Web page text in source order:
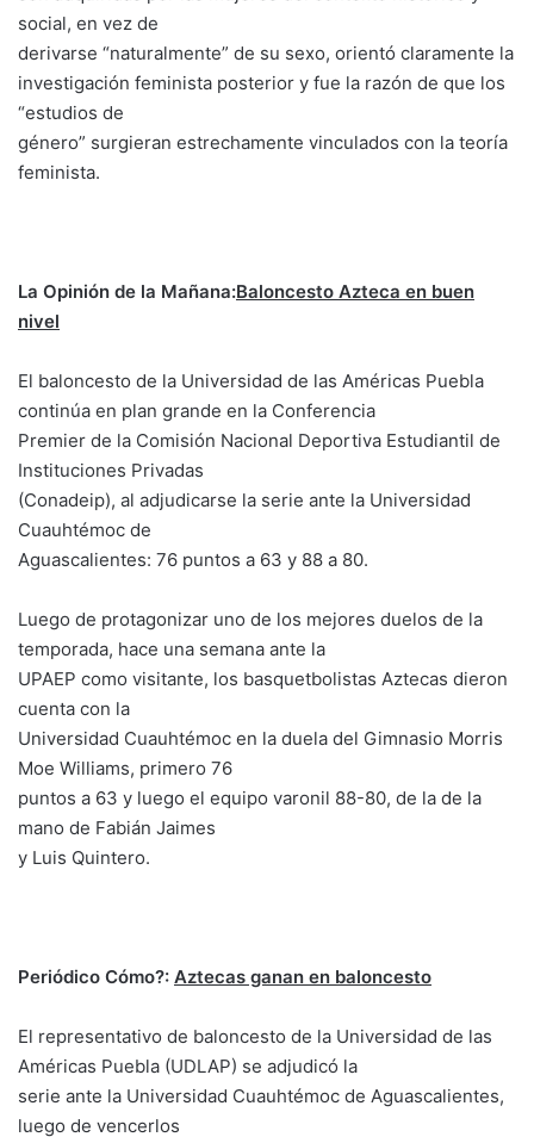
social, en vez de
derivarse “naturalmente” de su sexo, orientó claramente la
investigación feminista posterior y fue la razón de que los
“estudios de
género” surgieran estrechamente vinculados con la teoría
feminista.
La Opinión de la Mañana:Baloncesto Azteca en buen
nivel
El baloncesto de la Universidad de las Américas Puebla
continúa en plan grande en la Conferencia
Premier de la Comisión Nacional Deportiva Estudiantil de
Instituciones Privadas
(Conadeip), al adjudicarse la serie ante la Universidad
Cuauhtémoc de
Aguascalientes: 76 puntos a 63 y 88 a 80.
Luego de protagonizar uno de los mejores duelos de la
temporada, hace una semana ante la
UPAEP como visitante, los basquetbolistas Aztecas dieron
cuenta con la
Universidad Cuauhtémoc en la duela del Gimnasio Morris
Moe Williams, primero 76
puntos a 63 y luego el equipo varonil 88-80, de la de la
mano de Fabián Jaimes
y Luis Quintero.
Periódico Cómo?: Aztecas ganan en baloncesto
El representativo de baloncesto de la Universidad de las
Américas Puebla (UDLAP) se adjudicó la
serie ante la Universidad Cuauhtémoc de Aguascalientes,
luego de vencerlos